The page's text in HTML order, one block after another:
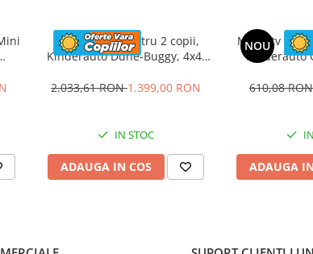
UTV electric pentru 2 copii,
Kinderauto Dune-Buggy, 4x4,
2.033,61 RON1.399,00 RON
IN STOC
ADAUGA IN COS
NOU
Mini atv
Kinderauto
610,08
ADAUGA